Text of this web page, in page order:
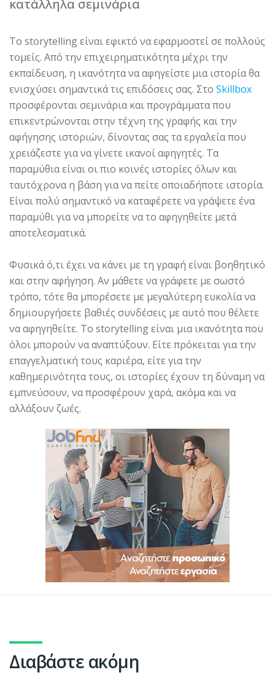
κατάλληλα σεμινάρια
Το storytelling είναι εφικτό να εφαρμοστεί σε πολλούς
τομείς. Από την επιχειρηματικότητα μέχρι την
εκπαίδευση, η ικανότητα να αφηγείστε μια ιστορία θα
ενισχύσει σημαντικά τις επιδόσεις σας. Στο Skillbox
προσφέρονται σεμινάρια και προγράμματα που
επικεντρώνονται στην τέχνη της γραφής και την
αφήγησης ιστοριών, δίνοντας σας τα εργαλεία που
χρειάζεστε για να γίνετε ικανοί αφηγητές. Τα
παραμύθια είναι οι πιο κοινές ιστορίες όλων και
ταυτόχρονα η βάση για να πείτε οποιαδήποτε ιστορία.
Είναι πολύ σημαντικό να καταφέρετε να γράψετε ένα
παραμύθι για να μπορείτε να το αφηγηθείτε μετά
αποτελεσματικά.
Φυσικά ό,τι έχει να κάνει με τη γραφή είναι βοηθητικό
και στην αφήγηση. Αν μάθετε να γράφετε με σωστό
τρόπο, τότε θα μπορέσετε με μεγαλύτερη ευκολία να
δημιουργήσετε βαθιές συνδέσεις με αυτό που θέλετε
να αφηγηθείτε. Το storytelling είναι μια ικανότητα που
όλοι μπορούν να αναπτύξουν. Είτε πρόκειται για την
επαγγελματική τους καριέρα, είτε για την
καθημερινότητα τους, οι ιστορίες έχουν τη δύναμη να
εμπνεύσουν, να προσφέρουν χαρά, ακόμα και να
αλλάξουν ζωές.
Διαβάστε ακόμη